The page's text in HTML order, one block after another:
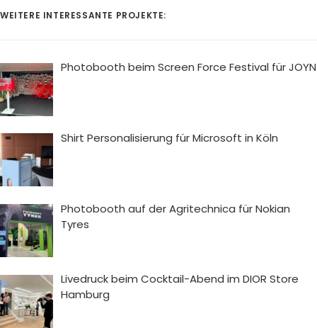
WEITERE INTERESSANTE PROJEKTE:
Photobooth beim Screen Force Festival für JOYN
Shirt Personalisierung für Microsoft in Köln
Photobooth auf der Agritechnica für Nokian
Tyres
Livedruck beim Cocktail-Abend im DIOR Store
Hamburg